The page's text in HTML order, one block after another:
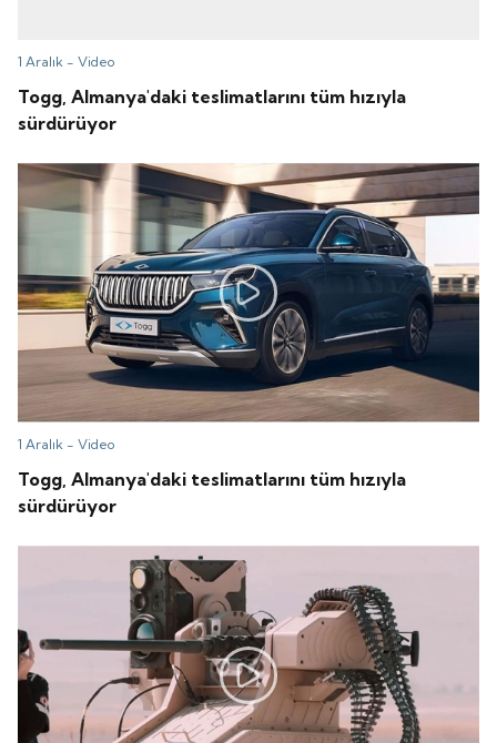
1 Aralık -Video
Togg, Almanya'daki teslimatlarını tüm hızıyla
sürdürüyor
1 Aralık -Video
Togg, Almanya'daki teslimatlarını tüm hızıyla
sürdürüyor